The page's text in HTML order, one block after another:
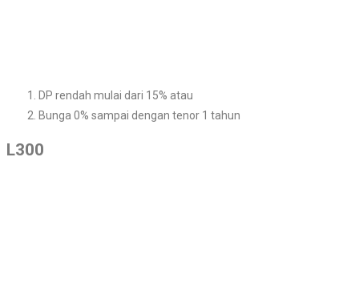
DP rendah mulai dari 15% atau
Bunga 0% sampai dengan tenor 1 tahun
L300